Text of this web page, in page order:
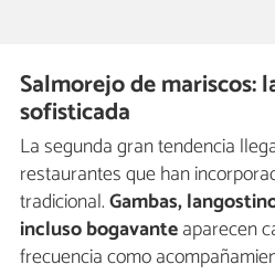
Salmorejo de mariscos:
sofisticada
La segunda gran tendencia
restaurantes que han
tradicional.Gambas,
incluso bogavanteaparecen
frecuencia como